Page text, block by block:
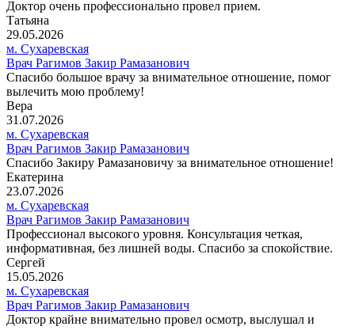
Доктор очень профессионально провел прием.
Татьяна
29.05.2026
м. Сухаревская
Врач Рагимов Закир Рамазанович
Спасибо большое врачу за внимательное отношение, помог
вылечить мою проблему!
Вера
31.07.2026
м. Сухаревская
Врач Рагимов Закир Рамазанович
Спасибо Закиру Рамазановичу за внимательное отношение!
Екатерина
23.07.2026
м. Сухаревская
Врач Рагимов Закир Рамазанович
Профессионал высокого уровня. Консультация четкая,
информативная, без лишней воды. Спасибо за спокойствие.
Сергей
15.05.2026
м. Сухаревская
Врач Рагимов Закир Рамазанович
Доктор крайне внимательно провел осмотр, выслушал и